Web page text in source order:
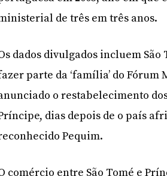
de três em três anos.
dados divulgados incluem
parte da ‘família’ do
o restabelecimento
dias depois de o país
Pequim.
comércio entre São Tomé e